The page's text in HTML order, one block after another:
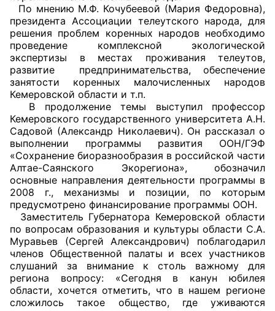
Аппарат ОП КО
УСТАВ ГКУ “АППАРАТ ОП КО”
Доходы руководителя за 2024 г.
По мнению М.Ф. Кочубеевой (Мария Федоровна),
президента Ассоциации телеутского народа, для
решения проблем коренных народов необходимо
проведение комплексной экологической
экспертизы в местах проживания телеутов,
развитие предпринимательства, обеспечение
занятости коренных малочисленных народов
Кемеровской области и т.п.
В продолжение темы выступил профессор
Кемеровского государственного университета А.Н.
Садовой (Александр Николаевич). Он рассказал о
выполнении программы развития ООН/ГЭФ
«Сохранение биоразнообразия в российской части
Алтае-Саянского Экорегиона», обозначил
основные направления деятельности программы в
2008 г., механизмы и позиции, по которым
предусмотрено финансирование программы ООН.
Заместитель Губернатора Кемеровской области
по вопросам образования и культуры области С.А.
Муравьев (Сергей Александрович) поблагодарил
членов Общественной палаты и всех участников
слушаний за внимание к столь важному для
региона вопросу: «Сегодня в канун юбилея
области, хочется отметить, что в нашем регионе
сложилось такое общество, где уживаются